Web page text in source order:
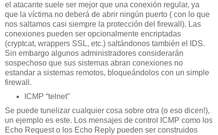
el atacante suele ser mejor que una conexión regular, ya
que la víctima no deberá de abrir ningún puerto ( con lo que
nos saltamos casi siempre la protección del firewall). Las
conexiones pueden ser opcionalmente encriptadas
(cryptcat, wrappers SSL, etc.) saltándonos también el IDS.
Sin embargo algunos administradores considerarán
sospechoso que sus sistemas abran conexiones no
estandar a sistemas remotos, bloqueándolos con un simple
firewall.
ICMP “telnet”
Se puede tunelizar cualquier cosa sobre otra (o eso dicen!),
un ejemplo es este. Los mensajes de control ICMP como los
Echo Request o los Echo Reply pueden ser construidos